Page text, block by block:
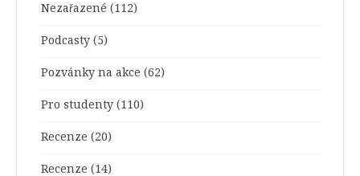
Nezařazené (112)
Podcasty (5)
Pozvánky na akce (62)
Pro studenty (110)
Recenze (20)
Recenze (14)